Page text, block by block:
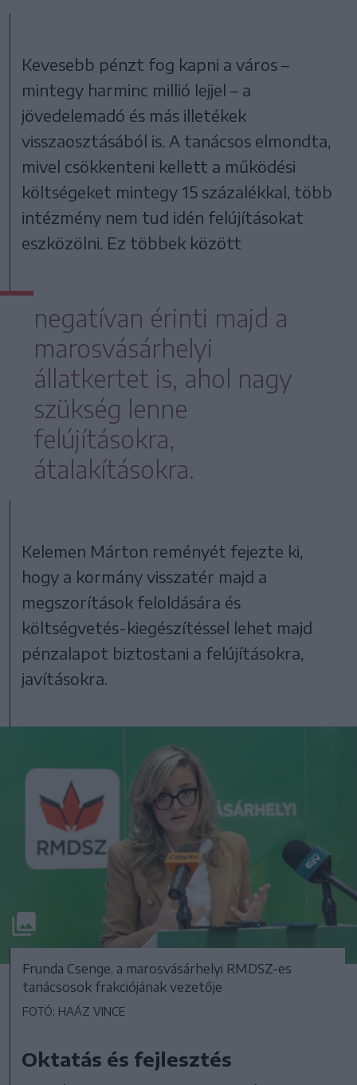
Kevesebb pénzt fog kapni a város –
mintegy harminc millió lejjel – a
jövedelemadó és más illetékek
visszaosztásából is. A tanácsos elmondta,
mivel csökkenteni kellett a működési
költségeket mintegy 15 százalékkal, több
intézmény nem tud idén felújításokat
eszközölni. Ez többek között
negatívan érinti majd a
marosvásárhelyi
állatkertet is, ahol nagy
szükség lenne
felújításokra,
átalakításokra.
Kelemen Márton reményét fejezte ki,
hogy a kormány visszatér majd a
megszorítások feloldására és
költségvetés-kiegészítéssel lehet majd
pénzalapot biztostani a felújításokra,
javításokra.
Frunda Csenge, a marosvásárhelyi RMDSZ-es
tanácsosok frakciójának vezetője
FOTÓ: HAÁZ VINCE
Oktatás és fejlesztés